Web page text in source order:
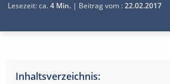
Lesezeit: ca.4 Min. | Beitrag vom :22.02.2017
Inhaltsverzeichnis: